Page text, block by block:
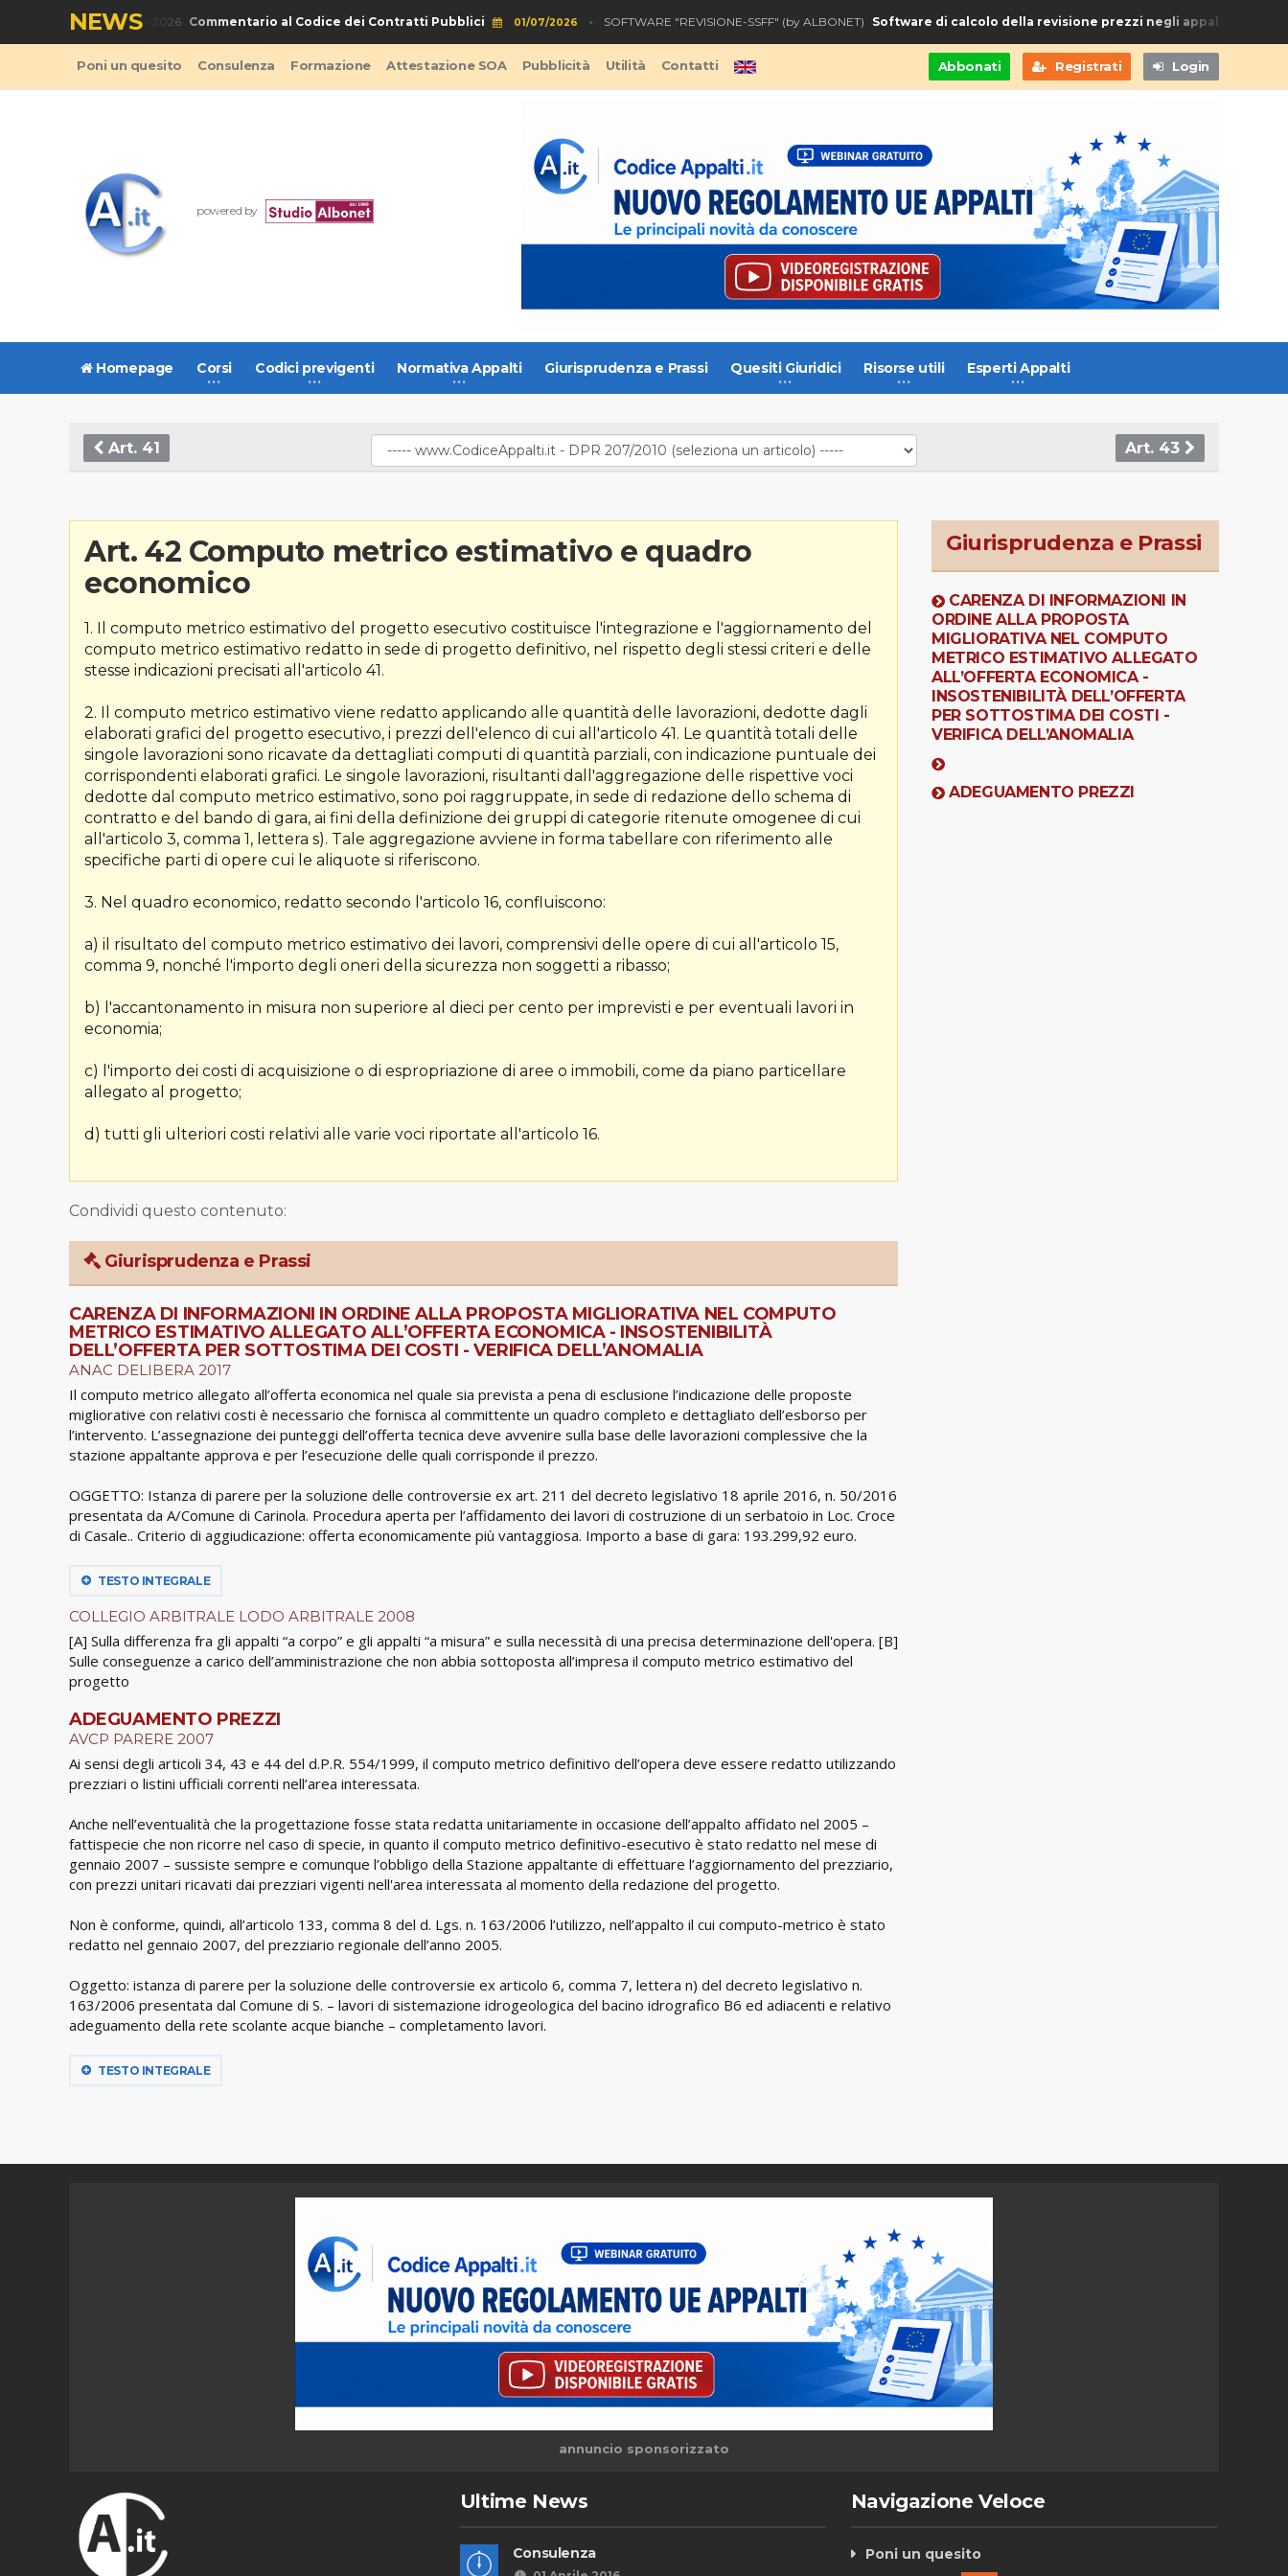
NEWS
LIBRO - Codice Appalti 2026 Commentario al Codice dei Contratti Pubblici 01/07/2026 SOFTWARE "REVISIONE-SSFF" (by ALBONET) Software di calcolo della revisione prezzi negli appalti di
Abbonati Registrati Login
Poni un quesito Consulenza Formazione Attestazione SOA Pubblicità Utilità Contatti
powered by
Homepage Corsi Codici previgenti Normativa Appalti Giurisprudenza e Prassi Quesiti Giuridici Risorse utili Esperti Appalti
Art. 41 Art. 43
Art. 42 Computo metrico estimativo e quadro
economico
1. Il computo metrico estimativo del progetto esecutivo costituisce l'integrazione e l'aggiornamento del
computo metrico estimativo redatto in sede di progetto definitivo, nel rispetto degli stessi criteri e delle
stesse indicazioni precisati all'articolo 41.
2. Il computo metrico estimativo viene redatto applicando alle quantità delle lavorazioni, dedotte dagli
elaborati grafici del progetto esecutivo, i prezzi dell'elenco di cui all'articolo 41. Le quantità totali delle
singole lavorazioni sono ricavate da dettagliati computi di quantità parziali, con indicazione puntuale dei
corrispondenti elaborati grafici. Le singole lavorazioni, risultanti dall'aggregazione delle rispettive voci
dedotte dal computo metrico estimativo, sono poi raggruppate, in sede di redazione dello schema di
contratto e del bando di gara, ai fini della definizione dei gruppi di categorie ritenute omogenee di cui
all'articolo 3, comma 1, lettera s). Tale aggregazione avviene in forma tabellare con riferimento alle
specifiche parti di opere cui le aliquote si riferiscono.
3. Nel quadro economico, redatto secondo l'articolo 16, confluiscono:
a) il risultato del computo metrico estimativo dei lavori, comprensivi delle opere di cui all'articolo 15,
comma 9, nonché l'importo degli oneri della sicurezza non soggetti a ribasso;
b) l'accantonamento in misura non superiore al dieci per cento per imprevisti e per eventuali lavori in
economia;
c) l'importo dei costi di acquisizione o di espropriazione di aree o immobili, come da piano particellare
allegato al progetto;
d) tutti gli ulteriori costi relativi alle varie voci riportate all'articolo 16.
Condividi questo contenuto:
Giurisprudenza e Prassi
CARENZA DI INFORMAZIONI IN ORDINE ALLA PROPOSTA MIGLIORATIVA NEL COMPUTO
METRICO ESTIMATIVO ALLEGATO ALL’OFFERTA ECONOMICA - INSOSTENIBILITÀ
DELL’OFFERTA PER SOTTOSTIMA DEI COSTI - VERIFICA DELL’ANOMALIA
ANAC DELIBERA 2017
Il computo metrico allegato all’offerta economica nel quale sia prevista a pena di esclusione l’indicazione delle proposte
migliorative con relativi costi è necessario che fornisca al committente un quadro completo e dettagliato dell’esborso per
l’intervento. L’assegnazione dei punteggi dell’offerta tecnica deve avvenire sulla base delle lavorazioni complessive che la
stazione appaltante approva e per l’esecuzione delle quali corrisponde il prezzo.
OGGETTO: Istanza di parere per la soluzione delle controversie ex art. 211 del decreto legislativo 18 aprile 2016, n. 50/2016
presentata da A/Comune di Carinola. Procedura aperta per l’affidamento dei lavori di costruzione di un serbatoio in Loc. Croce
di Casale.. Criterio di aggiudicazione: offerta economicamente più vantaggiosa. Importo a base di gara: 193.299,92 euro.
TESTO INTEGRALE
COLLEGIO ARBITRALE LODO ARBITRALE 2008
[A] Sulla differenza fra gli appalti “a corpo” e gli appalti “a misura” e sulla necessità di una precisa determinazione dell'opera. [B]
Sulle conseguenze a carico dell’amministrazione che non abbia sottoposta all’impresa il computo metrico estimativo del
progetto
ADEGUAMENTO PREZZI
AVCP PARERE 2007
Ai sensi degli articoli 34, 43 e 44 del d.P.R. 554/1999, il computo metrico definitivo dell’opera deve essere redatto utilizzando
prezziari o listini ufficiali correnti nell’area interessata.
Anche nell’eventualità che la progettazione fosse stata redatta unitariamente in occasione dell’appalto affidato nel 2005 –
fattispecie che non ricorre nel caso di specie, in quanto il computo metrico definitivo-esecutivo è stato redatto nel mese di
gennaio 2007 – sussiste sempre e comunque l’obbligo della Stazione appaltante di effettuare l’aggiornamento del prezziario,
con prezzi unitari ricavati dai prezziari vigenti nell'area interessata al momento della redazione del progetto.
Non è conforme, quindi, all’articolo 133, comma 8 del d. Lgs. n. 163/2006 l’utilizzo, nell’appalto il cui computo-metrico è stato
redatto nel gennaio 2007, del prezziario regionale dell’anno 2005.
Oggetto: istanza di parere per la soluzione delle controversie ex articolo 6, comma 7, lettera n) del decreto legislativo n.
163/2006 presentata dal Comune di S. – lavori di sistemazione idrogeologica del bacino idrografico B6 ed adiacenti e relativo
adeguamento della rete scolante acque bianche – completamento lavori.
TESTO INTEGRALE
Giurisprudenza e Prassi
CARENZA DI INFORMAZIONI IN
ORDINE ALLA PROPOSTA
MIGLIORATIVA NEL COMPUTO
METRICO ESTIMATIVO ALLEGATO
ALL’OFFERTA ECONOMICA -
INSOSTENIBILITÀ DELL’OFFERTA
PER SOTTOSTIMA DEI COSTI -
VERIFICA DELL’ANOMALIA
ADEGUAMENTO PREZZI
annuncio sponsorizzato
Ultime News
Consulenza
Navigazione Veloce
Poni un quesito